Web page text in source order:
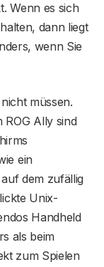
Wenn es sich
dann liegt
wenn Sie
müssen.
ROG Ally sind
ein
dem zufällig
Unix-
Handheld
als beim
zum Spielen